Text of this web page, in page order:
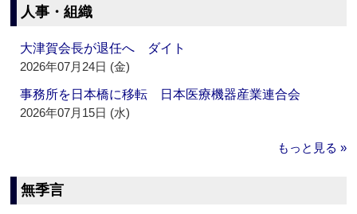
人事・組織
大津賀会長が退任へ ダイト
2026年07月24日 (金)
事務所を日本橋に移転 日本医療機器産業連合会
2026年07月15日 (水)
もっと見る »
無季言